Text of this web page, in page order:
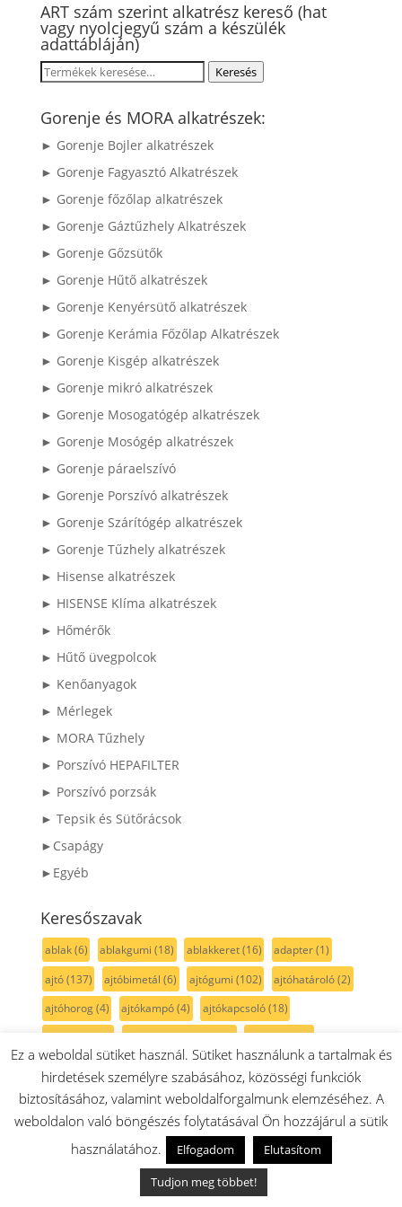
ART szám szerint alkatrész kereső (hat
vagy nyolcjegyű szám a készülék
adattábláján)
Keresés
következőre:
Keresés
Gorenje és MORA alkatrészek:
► Gorenje Bojler alkatrészek
► Gorenje Fagyasztó Alkatrészek
► Gorenje főzőlap alkatrészek
► Gorenje Gáztűzhely Alkatrészek
► Gorenje Gőzsütők
► Gorenje Hűtő alkatrészek
► Gorenje Kenyérsütő alkatrészek
► Gorenje Kerámia Főzőlap Alkatrészek
► Gorenje Kisgép alkatrészek
► Gorenje mikró alkatrészek
► Gorenje Mosogatógép alkatrészek
► Gorenje Mosógép alkatrészek
► Gorenje páraelszívó
► Gorenje Porszívó alkatrészek
► Gorenje Szárítógép alkatrészek
► Gorenje Tűzhely alkatrészek
► Hisense alkatrészek
► HISENSE Klíma alkatrészek
► Hőmérők
► Hűtő üvegpolcok
► Kenőanyagok
► Mérlegek
► MORA Tűzhely
► Porszívó HEPAFILTER
► Porszívó porzsák
► Tepsik és Sütőrácsok
►Csapágy
►Egyéb
Keresőszavak
ablak(6) ablakgumi (18) ablakkeret(16) adapter(1)
ajtó(137) ajtóbimetál (6) ajtógumi (102) ajtóhatároló(2)
ajtóhorog(4) ajtókampó(4) ajtókapcsoló(18)
ajtókeret(18) ajtónyitás érzékelő(6) ajtónyitó(49)
ajtótartozék(205) ajtózár(34) ajtó érzékelő(9) akku(12)
akril(1) alj(1) alsó(33) aluminium(5) alátét(7)
(7) anód(4) aprító(11) aquastop (4) aszaló
befogó(1) befolyócső(5)
Ez a weboldal sütiket használ. Sütiket használunk a tartalmak és
hirdetések személyre szabásához, közösségi funkciók
biztosításához, valamint weboldalforgalmunk elemzéséhez. A
weboldalon való böngészés folytatásával Ön hozzájárul a sütik
használatához.
Elfogadom
Elutasítom
Tudjon meg többet!